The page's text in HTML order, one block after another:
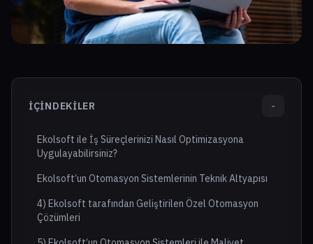
İÇINDEKILER -
Ekolsoft ile İş Süreçlerinizi Nasıl Optimizasyona
Uygulayabilirsiniz?
Ekolsoft’un Otomasyon Sistemlerinin Teknik Altyapısı
4) Ekolsoft tarafından Geliştirilen Özel Otomasyon
Çözümleri